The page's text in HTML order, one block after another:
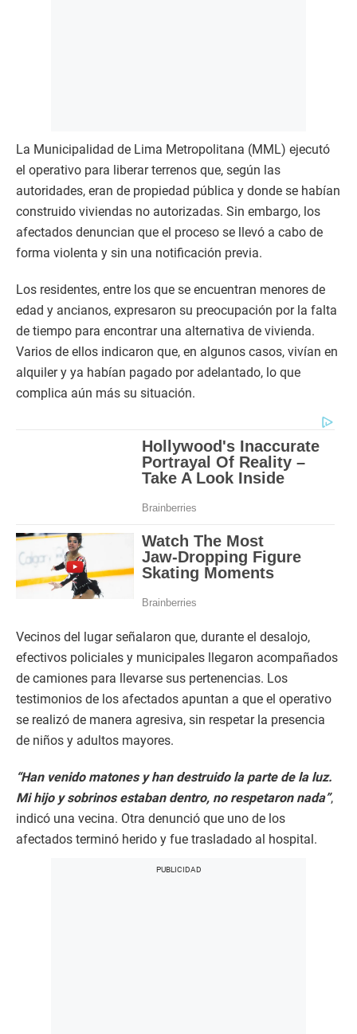
La Municipalidad de Lima Metropolitana (MML) ejecutó
el operativo para liberar terrenos que, según las
autoridades, eran de propiedad pública y donde se habían
construido viviendas no autorizadas. Sin embargo, los
afectados denuncian que el proceso se llevó a cabo de
forma violenta y sin una notificación previa.
Los residentes, entre los que se encuentran menores de
edad y ancianos, expresaron su preocupación por la falta
de tiempo para encontrar una alternativa de vivienda.
Varios de ellos indicaron que, en algunos casos, vivían en
alquiler y ya habían pagado por adelantado, lo que
complica aún más su situación.
Vecinos del lugar señalaron que, durante el desalojo,
efectivos policiales y municipales llegaron acompañados
de camiones para llevarse sus pertenencias. Los
testimonios de los afectados apuntan a que el operativo
se realizó de manera agresiva, sin respetar la presencia
de niños y adultos mayores.
“Han venido matones y han destruido la parte de la luz.
Mi hijo y sobrinos estaban dentro, no respetaron nada”,
indicó una vecina. Otra denunció que uno de los
afectados terminó herido y fue trasladado al hospital.